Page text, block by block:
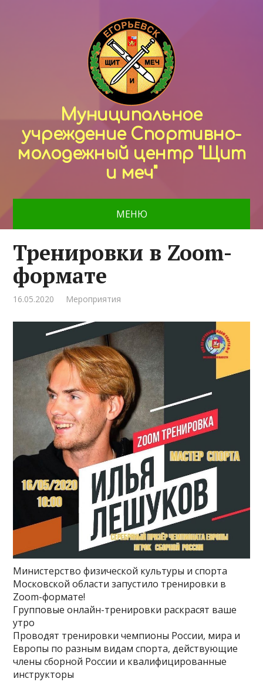
Муниципальное
учреждение Спортивно-
молодежный центр "Щит
и меч"
МЕНЮ
Тренировки в Zoom-
формате
16.05.2020 Мероприятия
Министерство физической культуры и спорта
Московской области запустило тренировки в
Zoom-формате!
Групповые онлайн-тренировки раскрасят ваше
утро
Проводят тренировки чемпионы России, мира и
Европы по разным видам спорта, действующие
члены сборной России и квалифицированные
инструкторы